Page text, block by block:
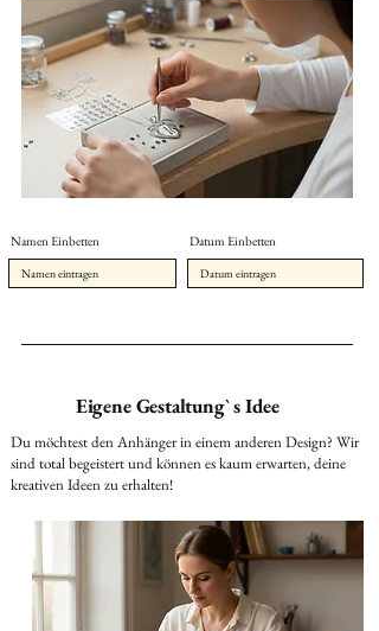
Namen Einbetten Datum Einbetten
Eigene Gestaltung` s Idee
Du möchtest den Anhänger in einem anderen Design? Wir
sind total begeistert und können es kaum erwarten, deine
kreativen Ideen zu erhalten!